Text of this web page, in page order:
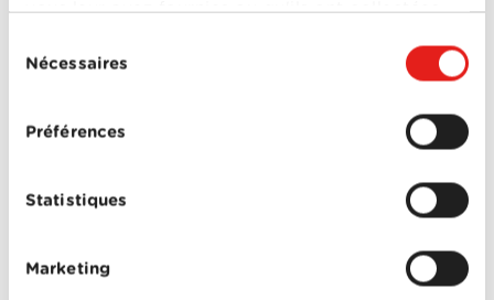
duNécessaires
Préférences
Statistiques
Marketing
Standard téléphonique professionnel